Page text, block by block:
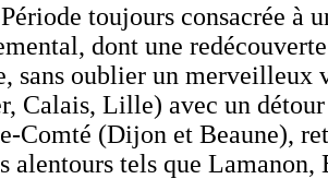
toujours consacrée à
dont une
sans oublier un merveilleux
Calais, Lille) avec un
Comté (Dijon et Beaune),
alentours tels que